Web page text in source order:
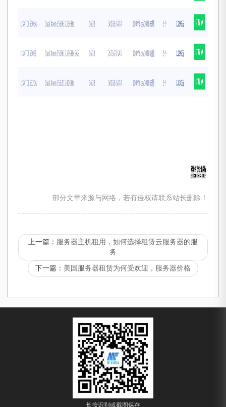
部分文章来源与网络，若有侵权请联系站长删除！
上一篇： 服务器主机租用，如何选择租赁云服务器的服
务
下一篇： 美国服务器租赁为何受欢迎，服务器价格
长按识别或截图保存